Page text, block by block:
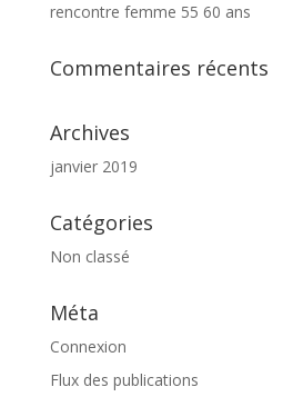
rencontre femme 55 60 ans
Commentaires récents
Archives
janvier 2019
Catégories
Non classé
Méta
Connexion
Flux des publications